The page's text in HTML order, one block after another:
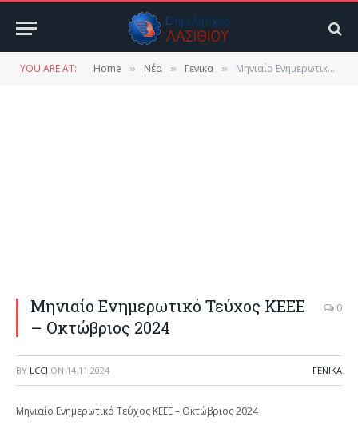
YOU ARE AT: Home » Νέα » Γενικα » Μηνιαίο Ενημερωτικό Τεύχος ΚΕΕΕ – Οκτώβριος 2024
Μηνιαίο Ενημερωτικό Τεύχος ΚΕΕΕ
– Οκτώβριος 2024
0
BY LCCI ON 14.11.2024 ΓΕΝΙΚΑ
Μηνιαίο Ενημερωτικό Τεύχος ΚΕΕΕ – Οκτώβριος 2024